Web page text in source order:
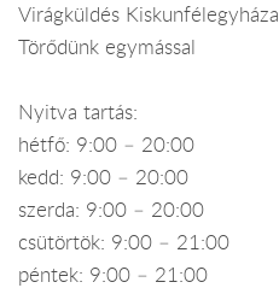
Virágküldés Kiskunfélegyháza
Törődünk egymással
Nyitva tartás:
hétfő: 9:00 – 20:00
kedd: 9:00 – 20:00
szerda: 9:00 – 20:00
csütörtök: 9:00 – 21:00
péntek: 9:00 – 21:00